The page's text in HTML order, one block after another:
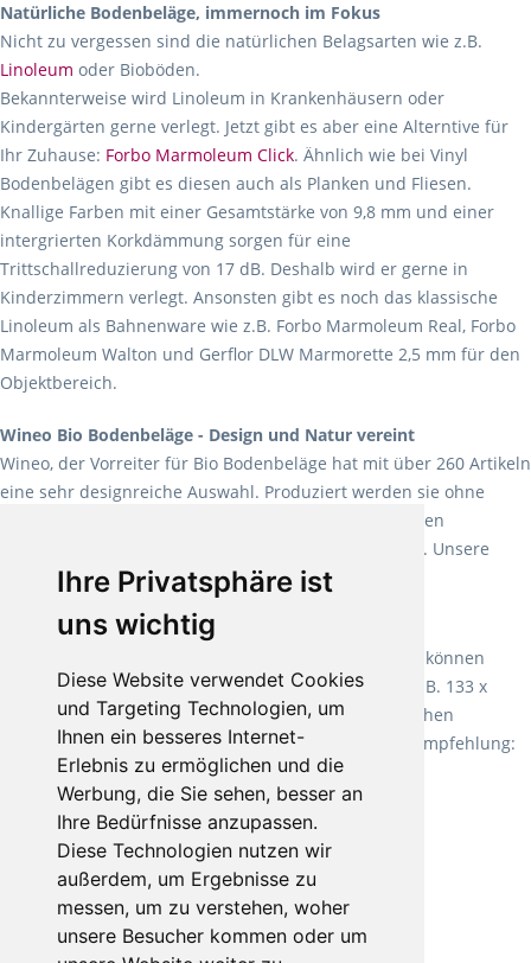
Ihre Privatsphäre ist
uns wichtig
Diese Website verwendet Cookies
und Targeting Technologien, um
Ihnen ein besseres Internet-
Erlebnis zu ermöglichen und die
Werbung, die Sie sehen, besser an
Ihre Bedürfnisse anzupassen.
Diese Technologien nutzen wir
außerdem, um Ergebnisse zu
messen, um zu verstehen, woher
unsere Besucher kommen oder um
Natürliche Bodenbeläge, immernoch im Fokus
Nicht zu vergessen sind die natürlichen Belagsarten wie z.B.
Linoleum oder Bioböden.
Bekannterweise wird Linoleum in Krankenhäusern oder
Kindergärten gerne verlegt. Jetzt gibt es aber eine Alterntive für
Ihr Zuhause: Forbo Marmoleum Click. Ähnlich wie bei Vinyl
Bodenbelägen gibt es diesen auch als Planken und Fliesen.
Knallige Farben mit einer Gesamtstärke von 9,8 mm und einer
intergrierten Korkdämmung sorgen für eine
Trittschallreduzierung von 17 dB. Deshalb wird er gerne in
Kinderzimmern verlegt. Ansonsten gibt es noch das klassische
Linoleum als Bahnenware wie z.B. Forbo Marmoleum Real, Forbo
Marmoleum Walton und Gerflor DLW Marmorette 2,5 mm für den
Objektbereich.
Wineo Bio Bodenbeläge - Design und Natur vereint
Wineo, der Vorreiter für Bio Bodenbeläge hat mit über 260 Artikeln
eine sehr designreiche Auswahl. Produziert werden sie ohne
Weichmacher und Lösungsmittel. Mit allen verfügbaren
Verlegearten ist er für jegliche Bauvorhaben attraktiv. Unsere
Empfehlung:Wineo 1000 Multi Layer XXL.
Teppiche für ein angenehmes Laufgefühl
machen es schon lange vor. Sie können
Teppich in Ihrem gewünschten Sondermaß kaufen, z.B. 133 x
60cm. Vor allem in Schlafzimmern aufgrund der weichen
Oberfläche ein sehr beliebter Zusatzboden. Unsere Empfehlung:
Fletco Fluffy und Fletco Hermelin